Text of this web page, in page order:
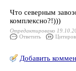
Что северным
комплексно?!)))
Отредактировано
Ответить
Добавить